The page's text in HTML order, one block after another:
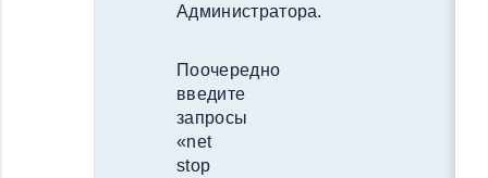
Администратора.
Поочередно
введите
запросы
«net
stop